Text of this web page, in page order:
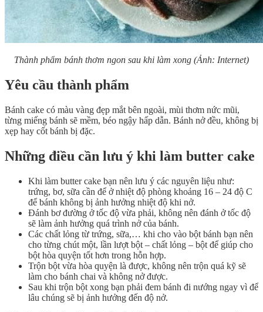
Thành phẩm bánh thơm ngon sau khi làm xong (Ảnh: Internet)
Yêu cầu thành phẩm
Bánh cake có màu vàng đẹp mắt bên ngoài, mùi thơm nức mũi,
từng miếng bánh sẽ mềm, béo ngậy hấp dẫn. Bánh nở đều, không bị
xẹp hay cốt bánh bị đặc.
Những điều cần lưu ý khi làm butter cake
Khi làm butter cake bạn nên lưu ý các nguyên liệu như:
trứng, bơ, sữa cần để ở nhiệt độ phòng khoảng 16 – 24 độ C
để bánh không bị ảnh hưởng nhiệt độ khi nở.
Đánh bơ đường ở tốc độ vừa phải, không nên đánh ở tốc độ
sẽ làm ảnh hưởng quá trình nở của bánh.
Các chất lỏng từ trứng, sữa,… khi cho vào bột bánh bạn nên
cho từng chút một, lần lượt bột – chất lỏng – bột để giúp cho
bột hòa quyện tốt hơn trong hỗn hợp.
Trộn bột vừa hòa quyện là được, không nên trộn quá kỹ sẽ
làm cho bánh chai và không nở được.
Sau khi trộn bột xong bạn phải đem bánh đi nướng ngay vì để
lâu chúng sẽ bị ảnh hưởng đến độ nở.